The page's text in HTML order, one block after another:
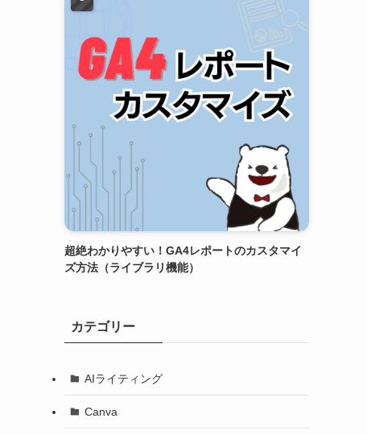
超絶わかりやすい！GA4レポートのカスタマイ
ズ方法（ライブラリ機能）
カテゴリー
AIライティング
Canva